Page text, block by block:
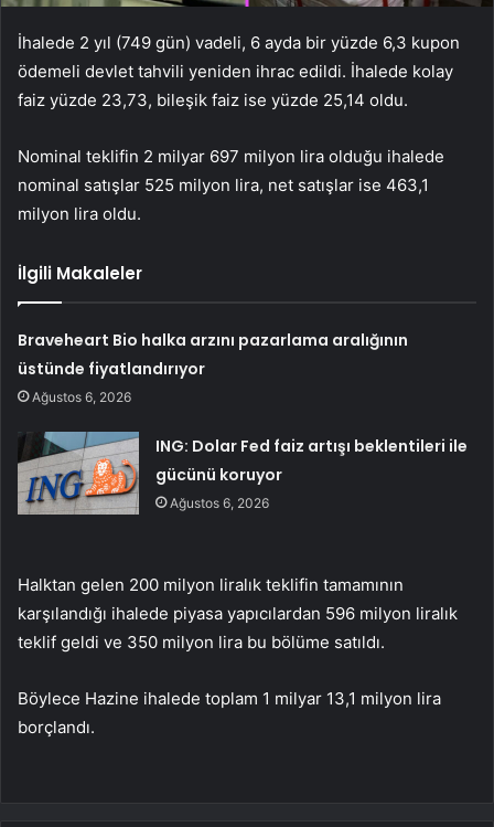
İhalede 2 yıl (749 gün) vadeli, 6 ayda bir yüzde 6,3 kupon
ödemeli devlet tahvili yeniden ihrac edildi. İhalede kolay
faiz yüzde 23,73, bileşik faiz ise yüzde 25,14 oldu.
Nominal teklifin 2 milyar 697 milyon lira olduğu ihalede
nominal satışlar 525 milyon lira, net satışlar ise 463,1
milyon lira oldu.
İlgili Makaleler
Braveheart Bio halka arzını pazarlama aralığının
üstünde fiyatlandırıyor
Ağustos 6, 2026
ING: Dolar Fed faiz artışı beklentileri ile
gücünü koruyor
Ağustos 6, 2026
Halktan gelen 200 milyon liralık teklifin tamamının
karşılandığı ihalede piyasa yapıcılardan 596 milyon liralık
teklif geldi ve 350 milyon lira bu bölüme satıldı.
Böylece Hazine ihalede toplam 1 milyar 13,1 milyon lira
borçlandı.